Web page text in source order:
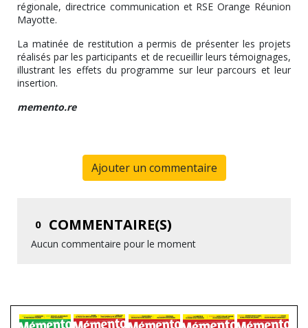
régionale, directrice communication et RSE Orange Réunion
Mayotte.
La matinée de restitution a permis de présenter les projets
réalisés par les participants et de recueillir leurs témoignages,
illustrant les effets du programme sur leur parcours et leur
insertion.
memento.re
Ajouter un commentaire
0 COMMENTAIRE(S)
Aucun commentaire pour le moment